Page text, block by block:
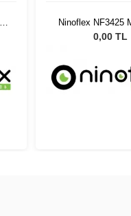
Ninoflex NF3425
14 128
0,00 TL